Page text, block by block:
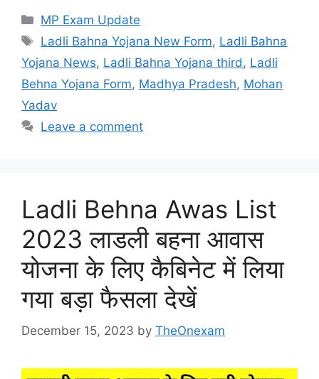
Categories
MP Exam Update
Tags
Ladli Bahna Yojana New Form, Ladli Bahna
Yojana News, Ladli Bahna Yojana third, Ladli
Behna Yojana Form, Madhya Pradesh, Mohan
Yadav
Leave a comment
Ladli Behna Awas List
2023 लाडली बहना आवास
योजना के लिए कैबिनेट में लिया
गया बड़ा फैसला देखें
December 15, 2023 by TheOnexam